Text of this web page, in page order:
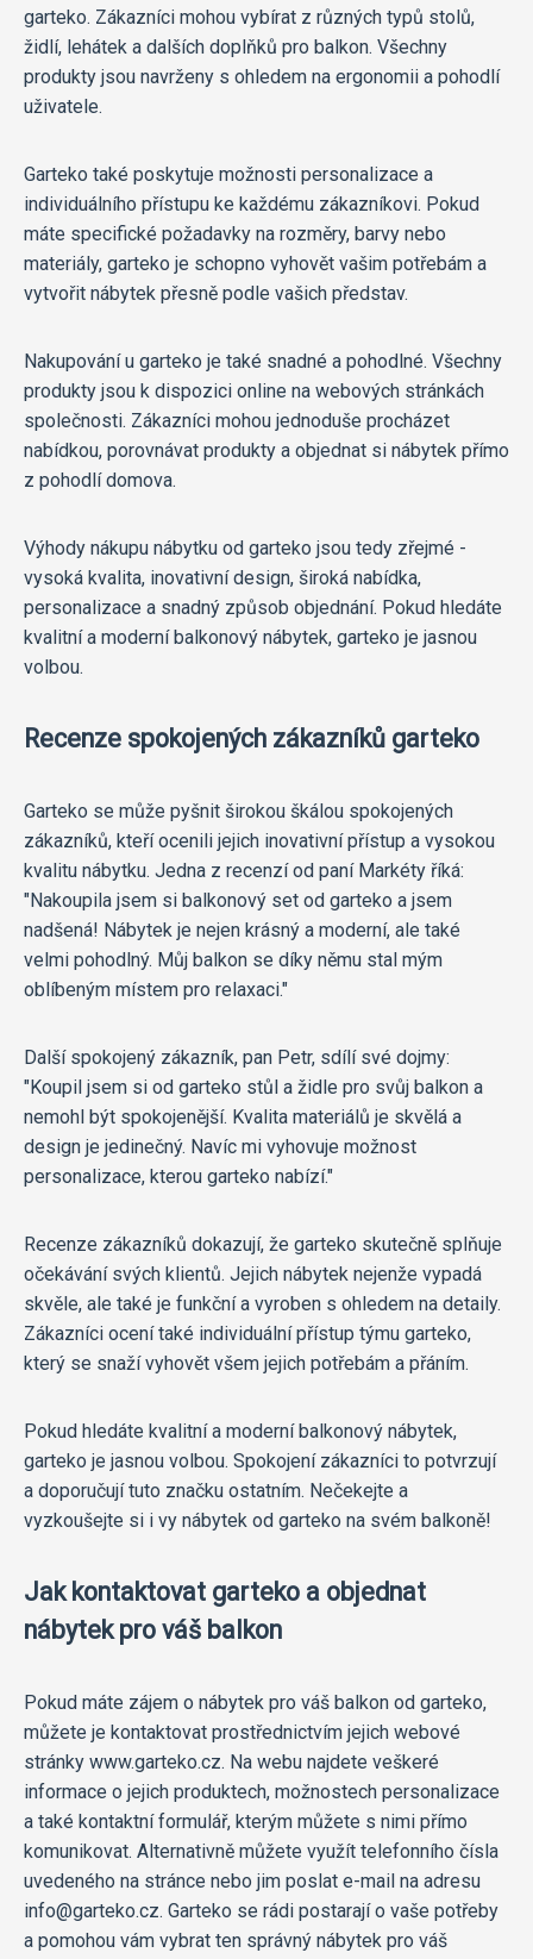
garteko. Zákazníci mohou vybírat z různých typů stolů,
židlí, lehátek a dalších doplňků pro balkon. Všechny
produkty jsou navrženy s ohledem na ergonomii a pohodlí
uživatele.
Garteko také poskytuje možnosti personalizace a
individuálního přístupu ke každému zákazníkovi. Pokud
máte specifické požadavky na rozměry, barvy nebo
materiály, garteko je schopno vyhovět vašim potřebám a
vytvořit nábytek přesně podle vašich představ.
Nakupování u garteko je také snadné a pohodlné. Všechny
produkty jsou k dispozici online na webových stránkách
společnosti. Zákazníci mohou jednoduše procházet
nabídkou, porovnávat produkty a objednat si nábytek přímo
z pohodlí domova.
Výhody nákupu nábytku od garteko jsou tedy zřejmé -
vysoká kvalita, inovativní design, široká nabídka,
personalizace a snadný způsob objednání. Pokud hledáte
kvalitní a moderní balkonový nábytek, garteko je jasnou
volbou.
Recenze spokojených zákazníků garteko
Garteko se může pyšnit širokou škálou spokojených
zákazníků, kteří ocenili jejich inovativní přístup a vysokou
kvalitu nábytku. Jedna z recenzí od paní Markéty říká:
"Nakoupila jsem si balkonový set od garteko a jsem
nadšená! Nábytek je nejen krásný a moderní, ale také
velmi pohodlný. Můj balkon se díky němu stal mým
oblíbeným místem pro relaxaci."
Další spokojený zákazník, pan Petr, sdílí své dojmy:
"Koupil jsem si od garteko stůl a židle pro svůj balkon a
nemohl být spokojenější. Kvalita materiálů je skvělá a
design je jedinečný. Navíc mi vyhovuje možnost
personalizace, kterou garteko nabízí."
Recenze zákazníků dokazují, že garteko skutečně splňuje
očekávání svých klientů. Jejich nábytek nejenže vypadá
skvěle, ale také je funkční a vyroben s ohledem na detaily.
Zákazníci ocení také individuální přístup týmu garteko,
který se snaží vyhovět všem jejich potřebám a přáním.
Pokud hledáte kvalitní a moderní balkonový nábytek,
garteko je jasnou volbou. Spokojení zákazníci to potvrzují
a doporučují tuto značku ostatním. Nečekejte a
vyzkoušejte si i vy nábytek od garteko na svém balkoně!
Jak kontaktovat garteko a objednat
nábytek pro váš balkon
Pokud máte zájem o nábytek pro váš balkon od garteko,
můžete je kontaktovat prostřednictvím jejich webové
stránky www.garteko.cz. Na webu najdete veškeré
informace o jejich produktech, možnostech personalizace
a také kontaktní formulář, kterým můžete s nimi přímo
komunikovat. Alternativně můžete využít telefonního čísla
uvedeného na stránce nebo jim poslat e-mail na adresu
info@garteko.cz. Garteko se rádi postarají o vaše potřeby
a pomohou vám vybrat ten správný nábytek pro váš